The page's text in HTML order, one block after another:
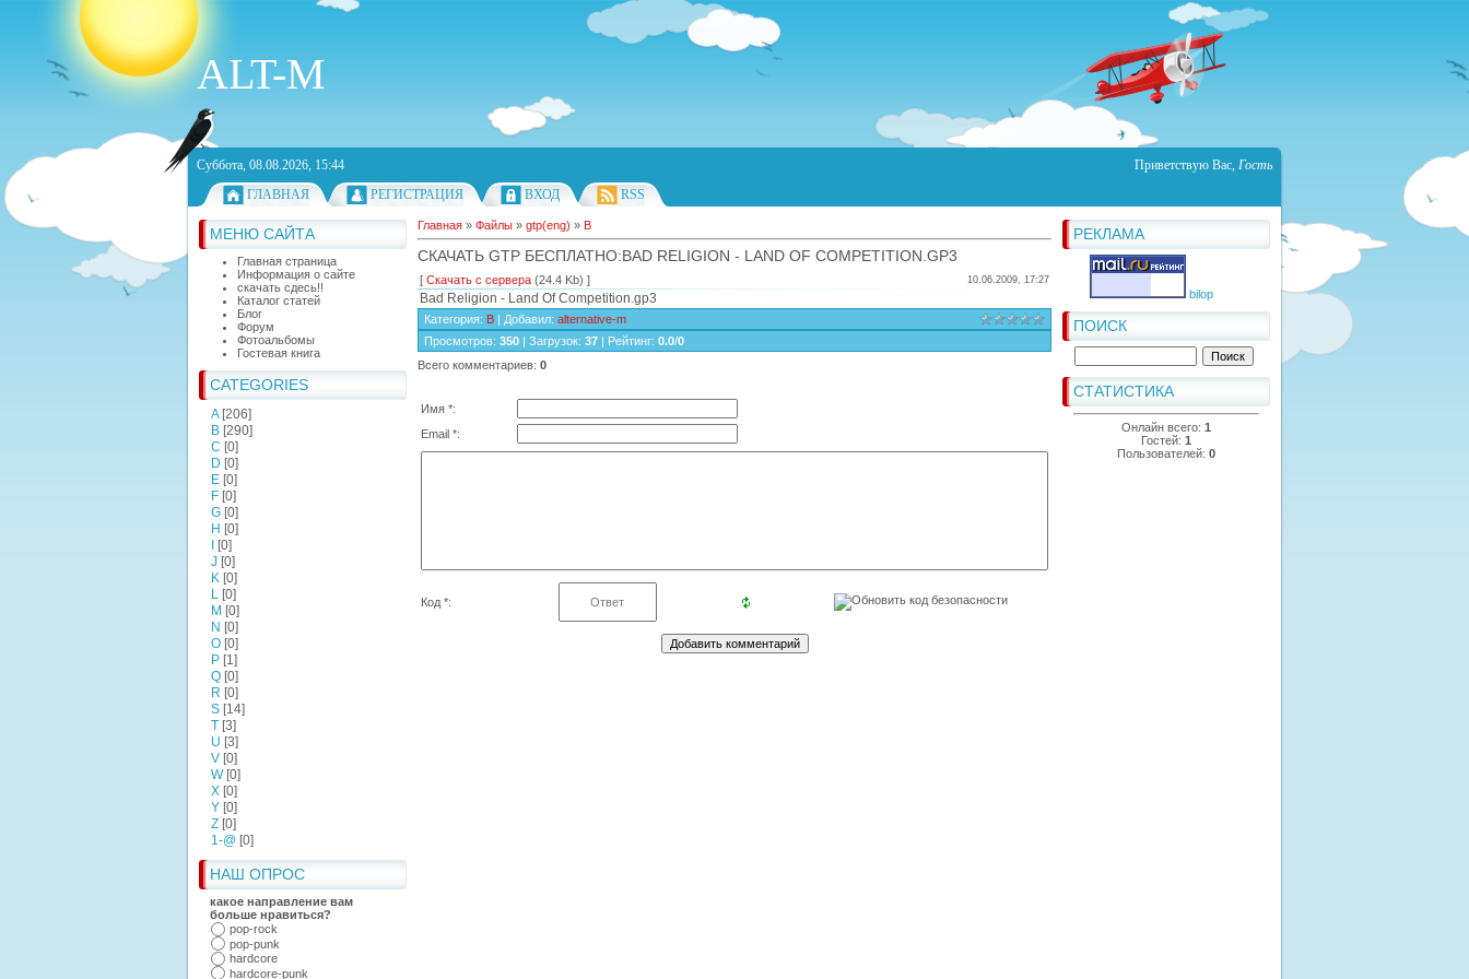
ALT-M
Суббота, 08.08.2026, 15:44 Приветствую Вас, Гость
ГЛАВНАЯ
РЕГИСТРАЦИЯ ВХОД RSS
МЕНЮ САЙТА
Главная страница
Информация о сайте
скачать сдесь!!
Каталог статей
Блог
Форум
Фотоальбомы
Гостевая книга
CATEGORIES
A [206]
B [290]
C [0]
D [0]
E [0]
F [0]
G [0]
H [0]
[0]
J [0]
K [0]
L [0]
M [0]
N [0]
O [0]
P [1]
Q [0]
R [0]
S [14]
T [3]
U [3]
V [0]
W [0]
X [0]
Y [0]
Z [0]
1-@ [0]
НАШ ОПРОС
какое направление вам
больше нравиться?
pop-rock
pop-punk
hardcore
hardcore-punk
РЕКЛАМА
bilop
ПОИСК
СТАТИСТИКА
Онлайн всего: 1
Гостей: 1
Пользователей: 0
Главная » Файлы » gtp(eng) » B
СКАЧАТЬ GTP БЕСПЛАТНО:BAD RELIGION - LAND OF COMPETITION.GP3
[ Скачать с сервера (24.4 Kb) ] 10.06.2009, 17:27
Bad Religion - Land Of Competition.gp3
Категория: B | Добавил: alternative-m
Просмотров: 350 | Загрузок: 37 | Рейтинг: 0.0/0
Всего комментариев: 0
Имя *:
Email *:
Код *: